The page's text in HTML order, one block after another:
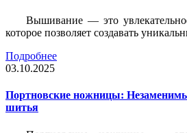
Вышивание — это
которое позволяет создавать
Подробнее
03.10.2025
Портновские ножницы:
шитья